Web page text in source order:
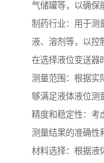
气储罐等，以确保
制药行业：用于测
液、溶剂等，以控
在选择液位变送器
测量范围：根据实
够满足液体液位测
精度和稳定性：考
测量结果的准确性
材料选择：根据液